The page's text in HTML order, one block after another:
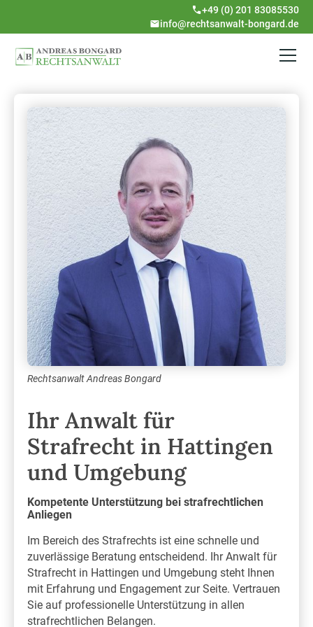
+49 (0) 201 83085530
info@rechtsanwalt-bongard.de
Ihr Anwalt für
Strafrecht in Hattingen
und Umgebung
Kompetente Unterstützung bei strafrechtlichen
Anliegen
Im Bereich des Strafrechts ist eine schnelle und
zuverlässige Beratung entscheidend. Ihr Anwalt für
Strafrecht in Hattingen und Umgebung steht Ihnen
mit Erfahrung und Engagement zur Seite. Vertrauen
Sie auf professionelle Unterstützung in allen
strafrechtlichen Belangen.
Rechtsanwalt Andreas Bongard